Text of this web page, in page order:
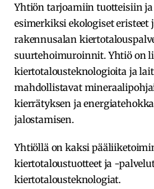
Yhtiön tarjoamiin tuotteisiin
esimerkiksi ekologiset eristeet
rakennusalan
suurtehoimuroinnit. Yhtiö on
kiertotalousteknologioita ja
mahdollistavat
kierrätyksen ja
jalostamisen.
Yhtiöllä on kaksi
kiertotaloustuotteet ja -
kiertotalousteknologiat.